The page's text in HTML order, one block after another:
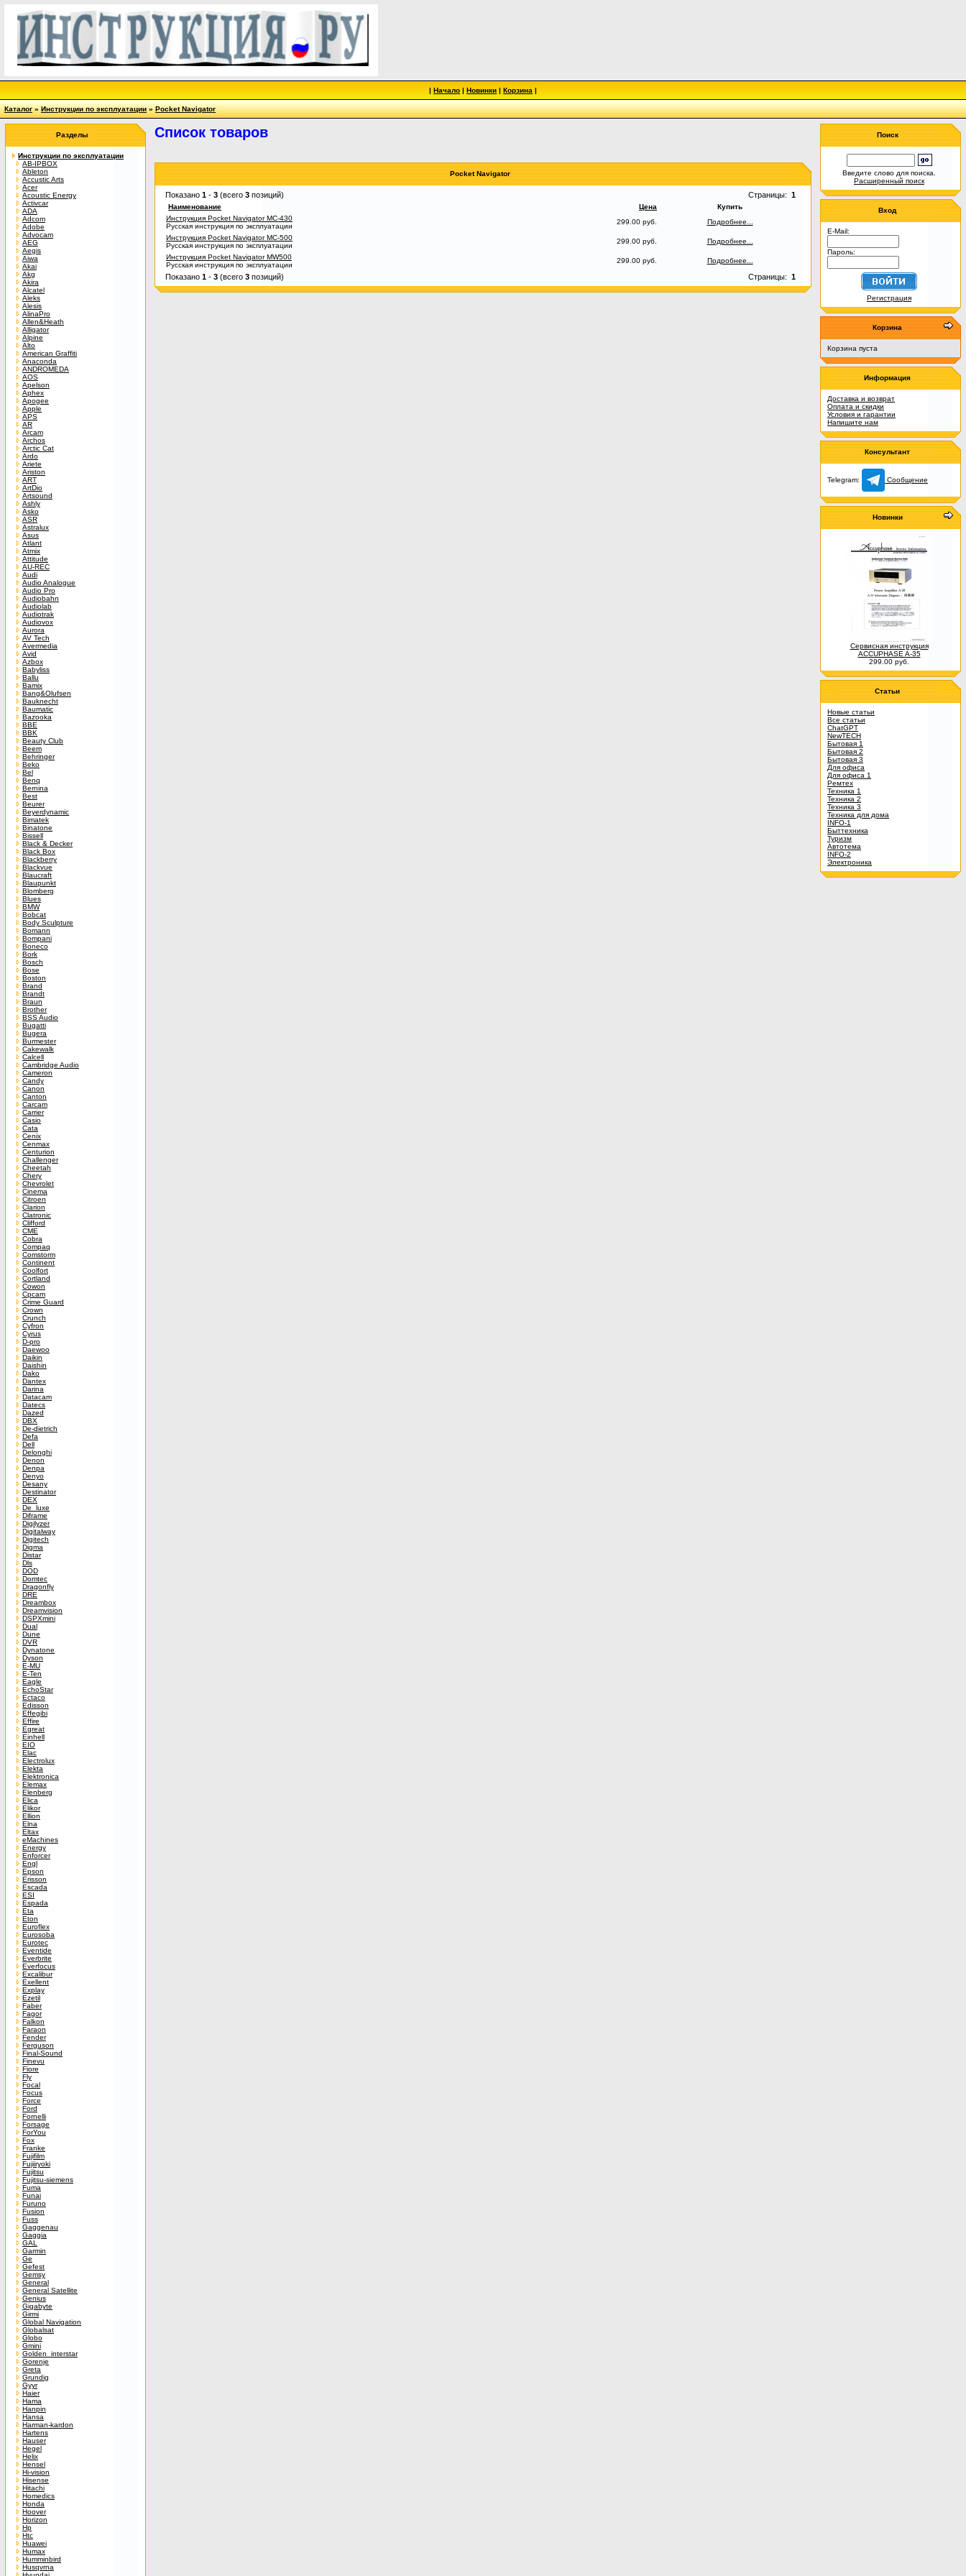
| Начало | Новинки | Корзина |
Каталог»Инструкции по эксплуатации»Pocket Navigator
Разделы
Инструкции по эксплуатации
AB-IPBOX
Ableton
Accustic Arts
Acer
Acoustic Energy
Activcar
ADA
Adcom
Adobe
Advocam
AEG
Aegis
Aiwa
Akai
Akg
Akira
Alcatel
Aleks
Alesis
AlinaPro
Allen&Heath
Alligator
Alpine
Alto
American Graffiti
Anaconda
ANDROMEDA
AOS
Apelson
Aphex
Apogee
Apple
APS
AR
Arcam
Archos
Arctic Cat
Ardo
Ariete
Ariston
ART
ArtDio
Artsound
Ashly
Asko
ASR
Astralux
Asus
Atlant
Atmix
Attitude
AU-REC
Audi
Audio Analogue
Audio Pro
Audiobahn
Audiolab
Audiotrak
Audiovox
Aurora
AV Tech
Avermedia
Avid
Azbox
Babyliss
Ballu
Bamix
Bang&Olufsen
Bauknecht
Baumatic
Bazooka
BBE
BBK
Beauty Club
Beem
Behringer
Beko
Bel
Benq
Bernina
Best
Beurer
Beyerdynamic
Bimatek
Binatone
Bissell
Black & Decker
Black Box
Blackberry
Blackvue
Blaucraft
Blaupunkt
Blomberg
Blues
BMW
Bobcat
Body Sculpture
Bomann
Bompani
Boneco
Bork
Bosch
Bose
Boston
Brand
Brandt
Braun
Brother
BSS Audio
Bugatti
Bugera
Burmester
Cakewalk
Calcell
Cambridge Audio
Cameron
Candy
Canon
Canton
Carcam
Carrier
Casio
Cata
Cenix
Cenmax
Centurion
Challenger
Cheetah
Chery
Chevrolet
Cinema
Citroen
Clarion
Clatronic
Clifford
CME
Cobra
Compaq
Comstorm
Continent
Coolfort
Cortland
Cowon
Cpcam
Crime Guard
Crown
Crunch
Cyfron
Cyrus
D-pro
Daewoo
Daikin
Daishin
Dako
Dantex
Darina
Datacam
Datecs
Dazed
DBX
De-dietrich
Defa
Dell
Delonghi
Denon
Denpa
Denyo
Desany
Destinator
DEX
De_luxe
Diframe
Digilyzer
Digitalway
Digitech
Digma
Distar
Dls
DOD
Domtec
Dragonfly
DRE
Dreambox
Dreamvision
DSPXmini
Dual
Dune
DVR
Dynatone
Dyson
E-MU
E-Ten
Eagle
EchoStar
Ectaco
Edisson
Effegibi
Effire
Egreat
Einhell
EIO
Elac
Electrolux
Elekta
Elektronica
Elemax
Elenberg
Elica
Elikor
Ellion
Elna
Eltax
eMachines
Energy
Enforcer
Engl
Epson
Erisson
Escada
ESI
Espada
Eta
Eton
Euroflex
Eurosoba
Eurotec
Eventide
Everbrite
Everfocus
Excalibur
Exellent
Explay
Ezetil
Faber
Fagor
Falkon
Faraon
Fender
Ferguson
Final-Sound
Finevu
Fiore
Fly
Focal
Focus
Force
Ford
Fornelli
Forsage
ForYou
Fox
Franke
Fujifilm
Fujiiryoki
Fujitsu
Fujitsu-siemens
Fuma
Funai
Furuno
Fusion
Fuss
Gaggenau
Gaggia
GAL
Garmin
Ge
Gefest
Gemsy
General
General Satellite
Genius
Gigabyte
Girmi
Global Navigation
Globalsat
Globo
Gmini
Golden_interstar
Gorenje
Greta
Grundig
Gyyr
Haier
Hama
Hanpin
Hansa
Harman-kardon
Hartens
Hauser
Hegel
Helix
Hensel
Hi-vision
Hisense
Hitachi
Homedics
Honda
Hoover
Horizon
Hp
Htc
Huawei
Humax
Humminbird
Husqvrna
Список товаров
Pocket Navigator
Показано 1 - 3 (всего 3 позиций) Страницы: 1
Наименование Цена
Купить
Инструкция Pocket Navigator MC-430
Русская инструкция по эксплуатации
299.00 руб.
Подробнее...
Инструкция Pocket Navigator MC-500
Русская инструкция по эксплуатации
299.00 руб.
Подробнее...
Инструкция Pocket Navigator MW500
Русская инструкция по эксплуатации
299.00 руб. Подробнее...
Показано 1 - 3 (всего 3 позиций) Страницы: 1
Поиск
Введите слово для поиска.
Расширенный поиск
Вход
E-Mail:
Пароль:
Регистрация
Корзина
Корзина пуста
Информация
Доставка и возврат
Оплата и скидки
Условия и гарантии
Напишите нам
Консультант
Telegram: Сообщение
Новинки
Сервисная инструкция
ACCUPHASE A-35
299.00 руб.
Статьи
Новые статьи
Все статьи
ChatGPT
NewTECH
Бытовая 1
Бытовая 2
Бытовая 3
Для офиса
Для офиса 1
Ремтех
Техника 1
Техника 2
Техника 3
Техника для дома
INFO-1
Быттехника
Туризм
Автотема
INFO-2
Электроника